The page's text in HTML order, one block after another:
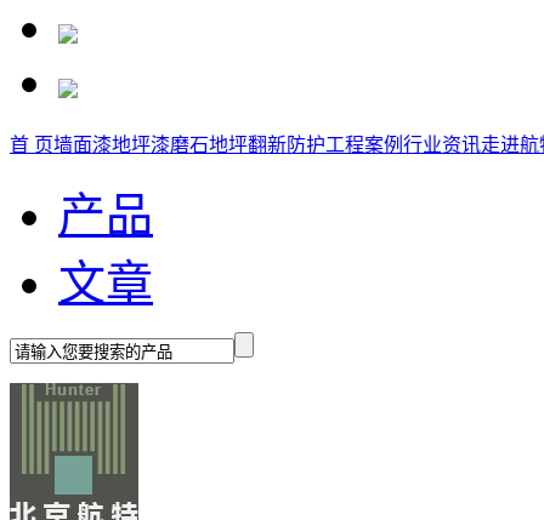
首 页墙面漆地坪漆磨石地坪翻新防护工程案例 行业资讯走进航
产品
文章